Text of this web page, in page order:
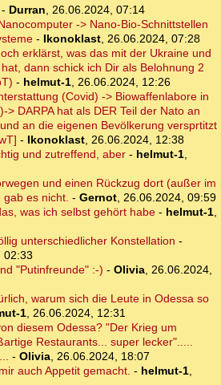
- Durran, 26.06.2024, 07:14
-> Nano-Bio-Schnittstellen
- Ikonoklast, 26.06.2024, 07:28
erklärst, was das mit der Ukraine und
dann schick ich Dir als Belohnung 2
- helmut-1, 26.06.2024, 12:26
(Covid) -> Biowaffenlabore in
> DARPA hat als DER Teil der Nato an
an die eigenen Bevölkerung versprtitzt
- Ikonoklast, 26.06.2024, 12:38
und zutreffend, aber- helmut-1,
und einen Rückzug dort (außer im
es nicht. - Gernot, 26.06.2024, 09:59
was ich selbst gehört habe- helmut-1,
unterschiedlicher Konstellation -
02:33
"Putinfreunde" :-) - Olivia, 26.06.2024,
warum sich die Leute in Odessa so
1, 26.06.2024, 12:31
diesem Odessa? "Der Krieg um
Restaurants... super lecker".....
- Olivia, 26.06.2024, 18:07
auch Appetit gemacht. - helmut-1,